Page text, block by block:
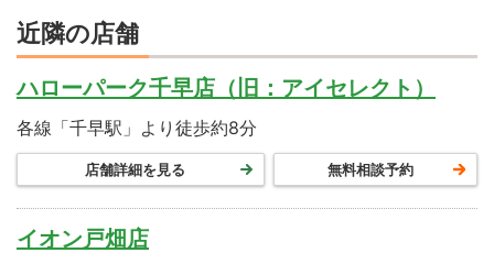
近隣の店舗
ハローパーク千早店（旧：アイセレクト）
各線「千早駅」より徒歩約8分
店舗詳細を見る 無料相談予約
イオン戸畑店